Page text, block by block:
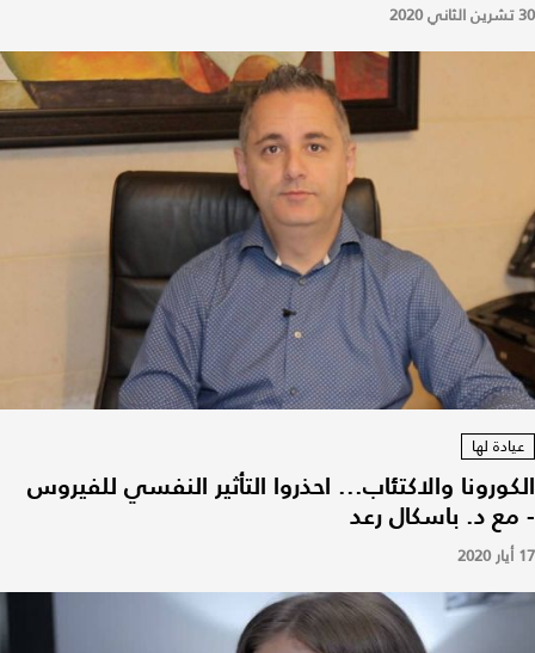
30 تشرين الثاني 2020
عيادة لها
الكورونا والاكتئاب... احذروا التأثير النفسي للفيروس
- مع د. باسكال رعد
17 أيار 2020